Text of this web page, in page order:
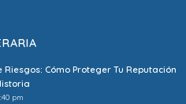
Cómo Proteger Tu Reputación
pm